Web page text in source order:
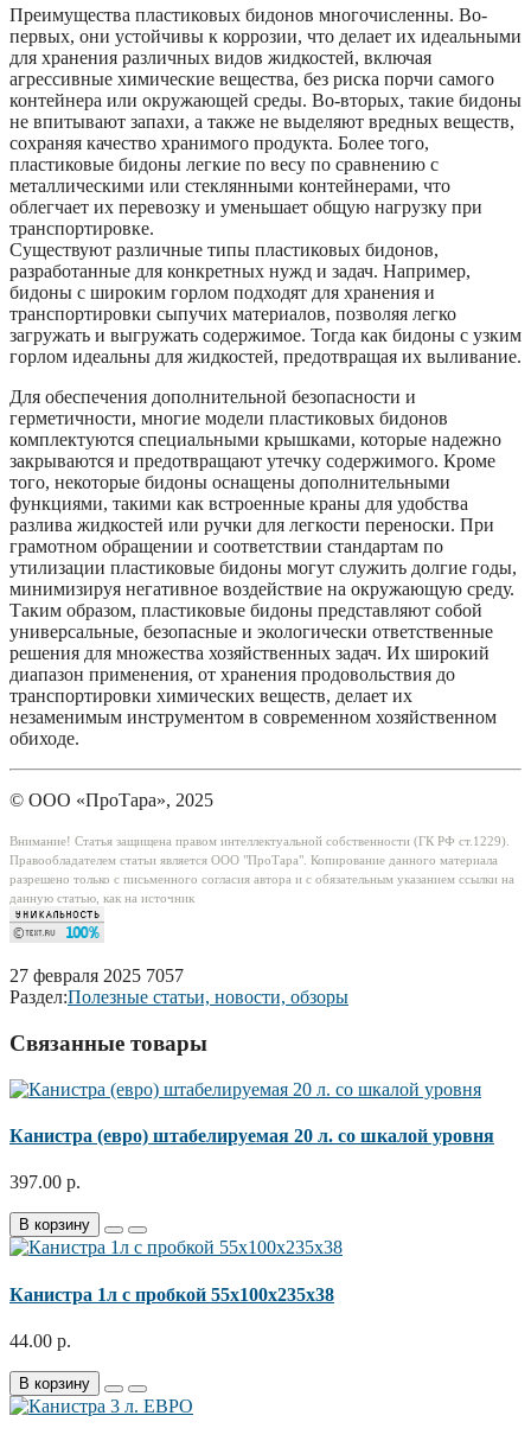
Преимущества пластиковых бидонов многочисленны. Во-
первых, они устойчивы к коррозии, что делает их идеальными
для хранения различных видов жидкостей, включая
агрессивные химические вещества, без риска порчи самого
контейнера или окружающей среды. Во-вторых, такие бидоны
не впитывают запахи, а также не выделяют вредных веществ,
сохраняя качество хранимого продукта. Более того,
пластиковые бидоны легкие по весу по сравнению с
металлическими или стеклянными контейнерами, что
облегчает их перевозку и уменьшает общую нагрузку при
транспортировке.
Существуют различные типы пластиковых бидонов,
разработанные для конкретных нужд и задач. Например,
бидоны с широким горлом подходят для хранения и
транспортировки сыпучих материалов, позволяя легко
загружать и выгружать содержимое. Тогда как бидоны с узким
горлом идеальны для жидкостей, предотвращая их выливание.
Для обеспечения дополнительной безопасности и
герметичности, многие модели пластиковых бидонов
комплектуются специальными крышками, которые надежно
закрываются и предотвращают утечку содержимого. Кроме
того, некоторые бидоны оснащены дополнительными
функциями, такими как встроенные краны для удобства
разлива жидкостей или ручки для легкости переноски. При
грамотном обращении и соответствии стандартам по
утилизации пластиковые бидоны могут служить долгие годы,
минимизируя негативное воздействие на окружающую среду.
Таким образом, пластиковые бидоны представляют собой
универсальные, безопасные и экологически ответственные
решения для множества хозяйственных задач. Их широкий
диапазон применения, от хранения продовольствия до
транспортировки химических веществ, делает их
незаменимым инструментом в современном хозяйственном
обиходе.
© ООО «ПроТара», 2025
Внимание! Статья защищена правом интеллектуальной собственности (ГК РФ ст.1229).
Правообладателем статьи является ООО "ПроТара". Копирование данного материала
разрешено только c письменного согласия автора и с обязательным указанием ссылки на
данную статью, как на источник
27 февраля 2025 7057
Раздел:Полезные статьи, новости, обзоры
Связанные товары
Канистра (евро) штабелируемая 20 л. со шкалой уровня
397.00 р.
В корзину
Канистра 1л с пробкой 55х100х235х38
44.00 р.
В корзину